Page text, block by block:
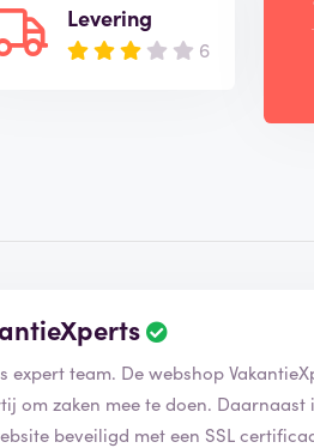
Levering
6
expert team. De webshop
om zaken mee te doen. Daarnaast
beveiligd met een SSL